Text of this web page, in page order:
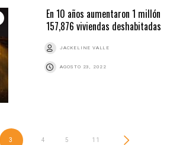
En 10 años aumentaron 1 millón
157,876 viviendas deshabitadas
JACKELINE VALLE
AGOSTO 23, 2022
3 4 5 11